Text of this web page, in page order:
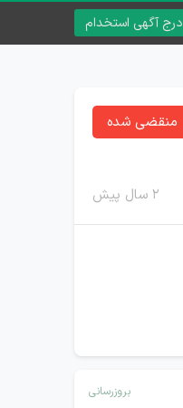
درج آگهی استخدام
۲ سال پیش
منقضی شده
بروزرسانی